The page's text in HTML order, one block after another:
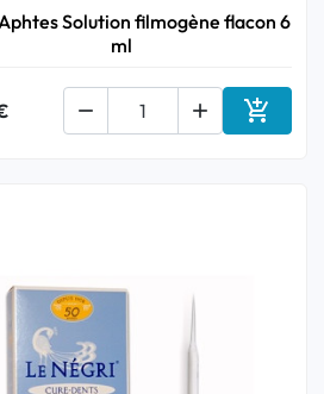
Solution filmogène flacon 6
ml
  Ajouter